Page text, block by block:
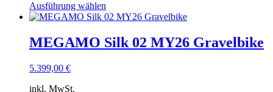
Ausführung wählen
Produkt
mehrere
Varianten
MEGAMO Silk 02 MY26 Gravelbike
5.399,00 €
inkl. MwSt.